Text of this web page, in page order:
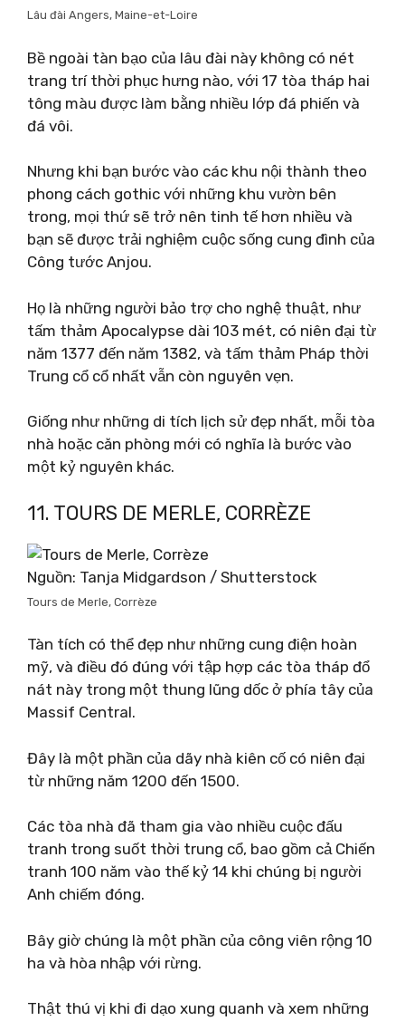
Lâu đài Angers, Maine-et-Loire
Bề ngoài tàn bạo của lâu đài này không có nét
trang trí thời phục hưng nào, với 17 tòa tháp hai
tông màu được làm bằng nhiều lớp đá phiến và
đá vôi.
Nhưng khi bạn bước vào các khu nội thành theo
phong cách gothic với những khu vườn bên
trong, mọi thứ sẽ trở nên tinh tế hơn nhiều và
bạn sẽ được trải nghiệm cuộc sống cung đình của
Công tước Anjou.
Họ là những người bảo trợ cho nghệ thuật, như
tấm thảm Apocalypse dài 103 mét, có niên đại từ
năm 1377 đến năm 1382, và tấm thảm Pháp thời
Trung cổ cổ nhất vẫn còn nguyên vẹn.
Giống như những di tích lịch sử đẹp nhất, mỗi tòa
nhà hoặc căn phòng mới có nghĩa là bước vào
một kỷ nguyên khác.
11. TOURS DE MERLE, CORRÈZE
Nguồn: Tanja Midgardson / Shutterstock
Tours de Merle, Corrèze
Tàn tích có thể đẹp như những cung điện hoàn
mỹ, và điều đó đúng với tập hợp các tòa tháp đổ
nát này trong một thung lũng dốc ở phía tây của
Massif Central.
Đây là một phần của dãy nhà kiên cố có niên đại
từ những năm 1200 đến 1500.
Các tòa nhà đã tham gia vào nhiều cuộc đấu
tranh trong suốt thời trung cổ, bao gồm cả Chiến
tranh 100 năm vào thế kỷ 14 khi chúng bị người
Anh chiếm đóng.
Bây giờ chúng là một phần của công viên rộng 10
ha và hòa nhập với rừng.
Thật thú vị khi đi dạo xung quanh và xem những